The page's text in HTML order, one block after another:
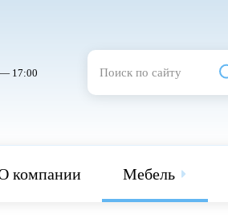
17:00
компании Мебель